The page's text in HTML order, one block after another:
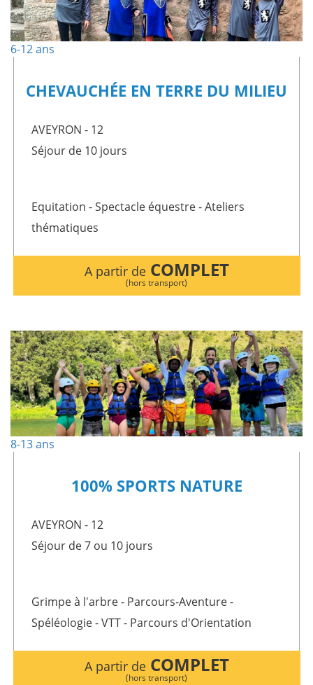
6-12 ans
CHEVAUCHÉE EN TERRE DU MILIEU
AVEYRON - 12
Séjour de 10 jours
Equitation - Spectacle équestre - Ateliers
thématiques
A partir de COMPLET
(hors transport)
8-13 ans
100% SPORTS NATURE
AVEYRON - 12
Séjour de 7 ou 10 jours
Grimpe à l'arbre - Parcours-Aventure -
Spéléologie - VTT - Parcours d'Orientation
A partir de COMPLET
(hors transport)